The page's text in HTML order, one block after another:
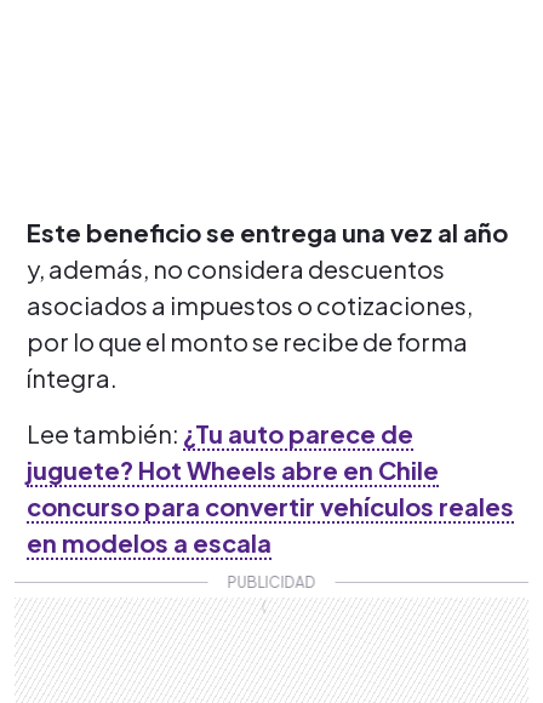
Este beneficio se entrega una vez al año
y, además, no considera descuentos
asociados a impuestos o cotizaciones,
por lo que el monto se recibe de forma
íntegra.
Lee también: ¿Tu auto parece de
juguete? Hot Wheels abre en Chile
concurso para convertir vehículos reales
en modelos a escala